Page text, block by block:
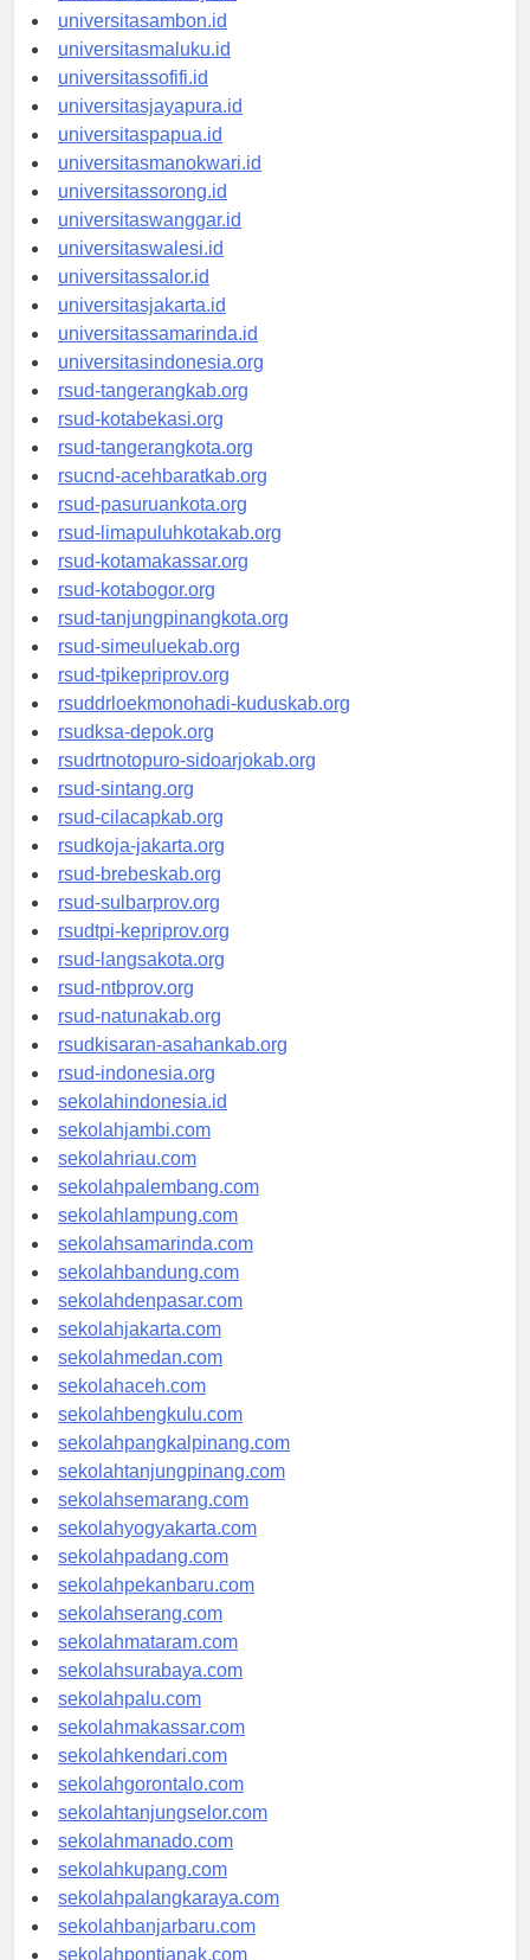
universitasmamuju.id
universitasambon.id
universitasmaluku.id
universitassofifi.id
universitasjayapura.id
universitaspapua.id
universitasmanokwari.id
universitassorong.id
universitaswanggar.id
universitaswalesi.id
universitassalor.id
universitasjakarta.id
universitassamarinda.id
universitasindonesia.org
rsud-tangerangkab.org
rsud-kotabekasi.org
rsud-tangerangkota.org
rsucnd-acehbaratkab.org
rsud-pasuruankota.org
rsud-limapuluhkotakab.org
rsud-kotamakassar.org
rsud-kotabogor.org
rsud-tanjungpinangkota.org
rsud-simeuluekab.org
rsud-tpikepriprov.org
rsuddrloekmonohadi-kuduskab.org
rsudksa-depok.org
rsudrtnotopuro-sidoarjokab.org
rsud-sintang.org
rsud-cilacapkab.org
rsudkoja-jakarta.org
rsud-brebeskab.org
rsud-sulbarprov.org
rsudtpi-kepriprov.org
rsud-langsakota.org
rsud-ntbprov.org
rsud-natunakab.org
rsudkisaran-asahankab.org
rsud-indonesia.org
sekolahindonesia.id
sekolahjambi.com
sekolahriau.com
sekolahpalembang.com
sekolahlampung.com
sekolahsamarinda.com
sekolahbandung.com
sekolahdenpasar.com
sekolahjakarta.com
sekolahmedan.com
sekolahaceh.com
sekolahbengkulu.com
sekolahpangkalpinang.com
sekolahtanjungpinang.com
sekolahsemarang.com
sekolahyogyakarta.com
sekolahpadang.com
sekolahpekanbaru.com
sekolahserang.com
sekolahmataram.com
sekolahsurabaya.com
sekolahpalu.com
sekolahmakassar.com
sekolahkendari.com
sekolahgorontalo.com
sekolahtanjungselor.com
sekolahmanado.com
sekolahkupang.com
sekolahpalangkaraya.com
sekolahbanjarbaru.com